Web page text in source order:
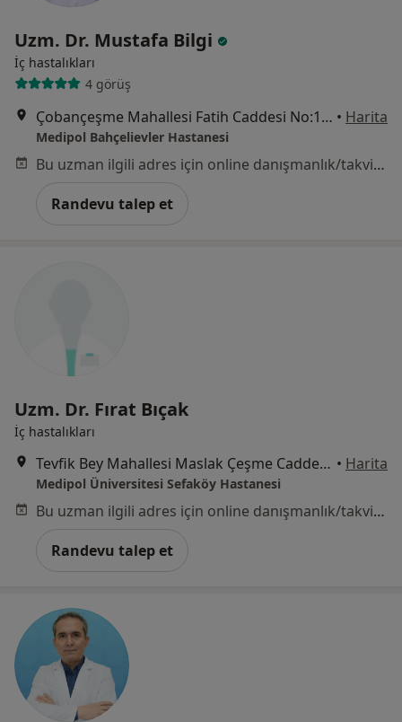
Uzm. Dr. Mustafa Bilgi
İç hastalıkları
4 görüş
Çobançeşme Mahallesi Fatih Caddesi No:1/8, Bahçelievler • Harita
Medipol Bahçelievler Hastanesi
Bu uzman ilgili adres için online danışmanlık/takvim sunmuyor.
Randevu talep et
Uzm. Dr. Fırat Bıçak
İç hastalıkları
Tevfik Bey Mahallesi Maslak Çeşme Caddesi No:30, Küçükçekmece • Harita
Medipol Üniversitesi Sefaköy Hastanesi
Bu uzman ilgili adres için online danışmanlık/takvim sunmuyor.
Randevu talep et